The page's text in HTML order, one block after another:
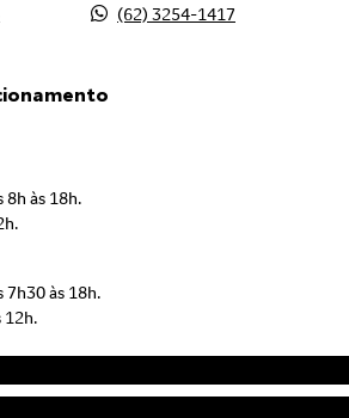
(62) 3254-1417
8h às 18h.
7h30 às 18h.
12h.